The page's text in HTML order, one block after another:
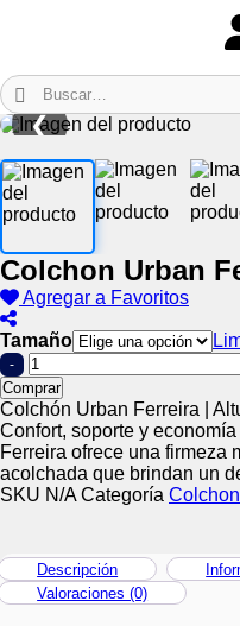
❮
Colchon Urban
Agregar a Favoritos
Tamaño
-
Comprar
Colchón Urban Ferreira |
Confort, soporte y
Ferreira ofrece una firmeza
acolchada que brindan un
SKU N/ACategoría
Descripción
Valoraciones (0)